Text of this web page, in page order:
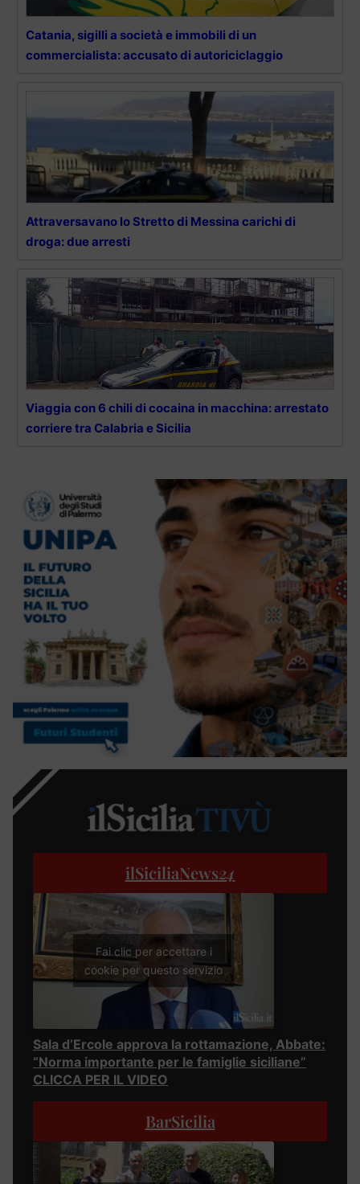
Catania, sigilli a società e immobili di un
commercialista: accusato di autoriciclaggio
Attraversavano lo Stretto di Messina carichi di
droga: due arresti
Viaggia con 6 chili di cocaina in macchina: arrestato
corriere tra Calabria e Sicilia
ilSiciliaNews24
Fai clic per accettare i
cookie per questo servizio
Sala d’Ercole approva la rottamazione, Abbate:
“Norma importante per le famiglie siciliane”
CLICCA PER IL VIDEO
BarSicilia